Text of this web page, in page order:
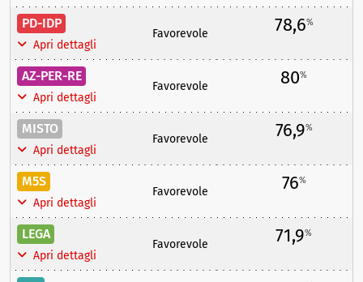
PD-IDP
Apri dettagli
Favorevole 78,6%
AZ-PER-RE
Apri dettagli
Favorevole 80%
MISTO
Apri dettagli
Favorevole 76,9%
M5S
Apri dettagli
Favorevole 76%
LEGA
Apri dettagli
Favorevole 71,9%